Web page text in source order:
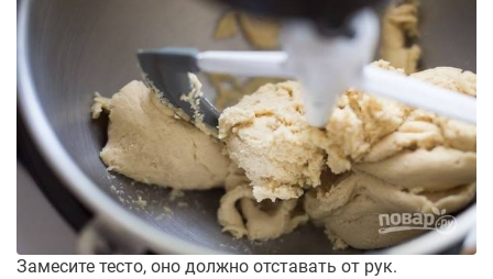
Замесите тесто, оно должно отставать от рук.